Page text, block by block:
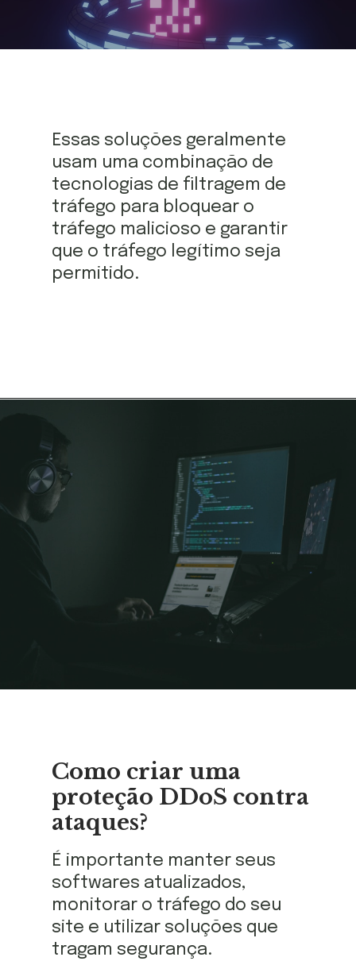
Essas soluções geralmente
usam uma combinação de
tecnologias de filtragem de
tráfego para bloquear o
tráfego malicioso e garantir
que o tráfego legítimo seja
permitido.
É importante manter seus
softwares atualizados,
monitorar o tráfego do seu
site e utilizar soluções que
tragam segurança.
Como criar uma
proteção DDoS contra
ataques?